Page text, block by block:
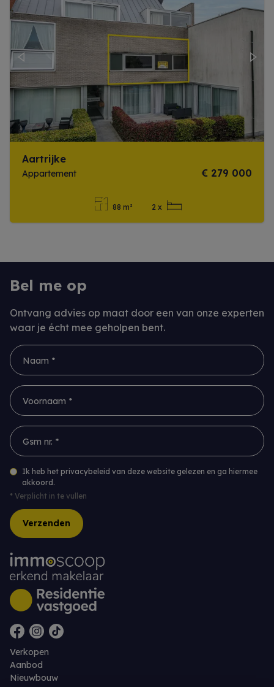
Previous Next
Aartrijke
Appartement € 279 000
88 m² 2 x
Bel me op
Ontvang advies op maat door een van onze experten
waar je écht mee geholpen bent.
Naam *
Voornaam *
Gsm nr. *
Ik heb het privacybeleid van deze website gelezen en ga hiermee
akkoord.
* Verplicht in te vullen
Verzenden
Verkopen
Aanbod
Nieuwbouw
Over ons